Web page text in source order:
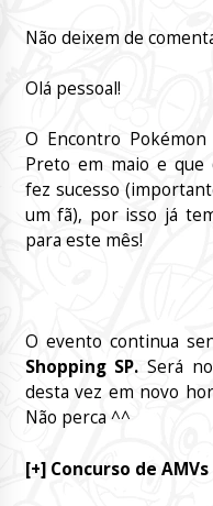
Não deixem de
Olá pessoal!
O Encontro
Preto em maio e que
fez sucesso
um fã), por isso já
para este mês!
O evento continua
Shopping SP. Será
desta vez em novo
Não perca ^^
[+] Concurso de